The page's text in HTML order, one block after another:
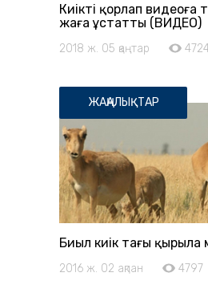
Киікті қорлап видеоға
жаға ұстатты (ВИДЕО)
2018 ж. 05 қаңтар
ЖАҢАЛЫҚТАР
Биыл киік тағы қырыла
2016 ж. 02 ақпан 4797